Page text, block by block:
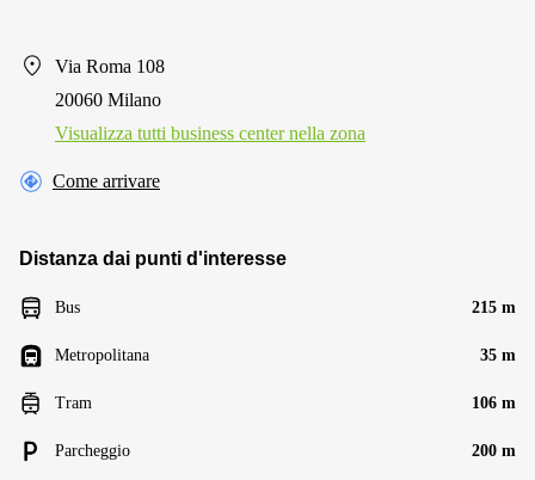
Via Roma 108
20060 Milano
Visualizza tutti business center nella zona
Come arrivare
Distanza dai punti d'interesse
Bus 215 m
Metropolitana 35 m
Tram 106 m
Parcheggio 200 m